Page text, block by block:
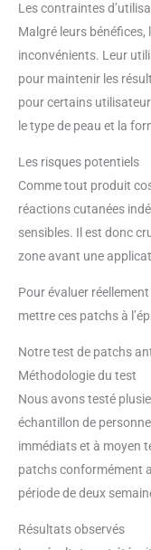
Les contraintes
Malgré leurs
inconvénients. Leur
pour maintenir les
pour certains
le type de peau et la
Les risques potentiels
Comme tout produit
réactions cutanées
sensibles. Il est donc
zone avant une
Pour évaluer
mettre ces patchs à
Notre test de patchs
Méthodologie du test
Nous avons testé
échantillon de
immédiats et à moyen
patchs conformément
période de deux
Résultats observés